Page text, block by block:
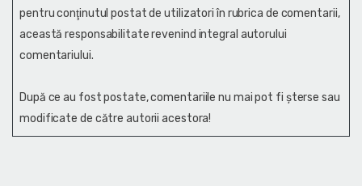
pentru conţinutul postat de utilizatori în rubrica de comentarii,
această responsabilitate revenind integral autorului
comentariului.
După ce au fost postate, comentariile nu mai pot fi șterse sau
modificate de către autorii acestora!